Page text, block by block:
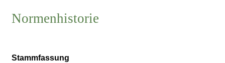
Normenhistorie
Stammfassung